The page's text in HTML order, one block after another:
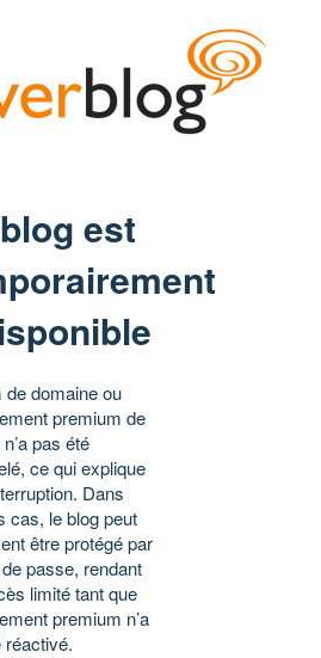
est
de domaine ou
premium de
pas été
ce qui explique
Dans
cas, le blog peut
être protégé par
passe, rendant
limité tant que
premium n’a
réactivé.